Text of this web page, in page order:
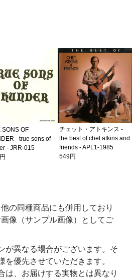
SONS OF
- true sons of
- JRR-015
チェット・アトキンス -
the best of chet atkins and
friends - APL1-1985
549円
項
の同種商品にも併用しており
像（サンプル画像）としてご
が異なる場合がございます。そ
を優先させていただきます。
は、お届けする実物とは異なり